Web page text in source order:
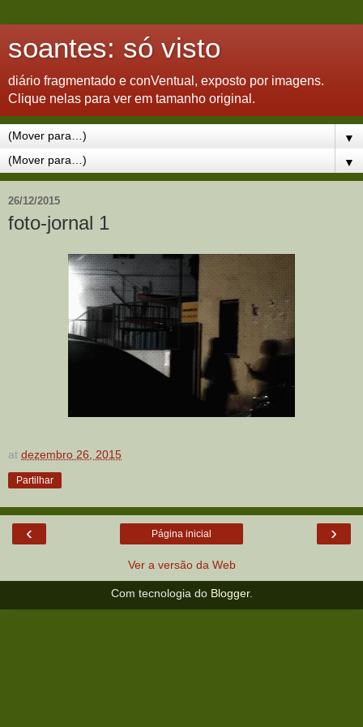
soantes: só visto
diário fragmentado e conVentual, exposto por imagens.
Clique nelas para ver em tamanho original.
▼
▼
26/12/2015
foto-jornal 1
at dezembro 26, 2015
Partilhar
‹ ›
Página inicial
Ver a versão da Web
Com tecnologia do Blogger.